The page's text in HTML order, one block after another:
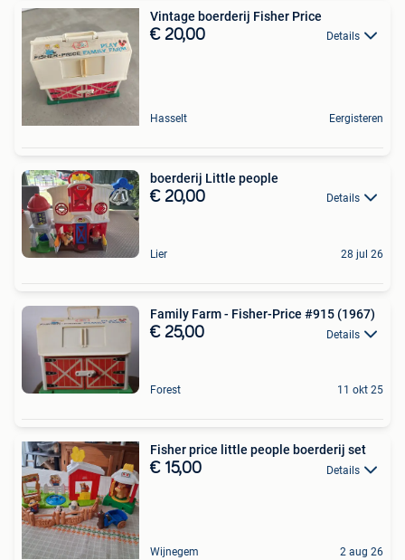
Vintage boerderij Fisher Price
€ 20,00 Details
Hasselt Eergisteren
boerderij Little people
€ 20,00 Details
Lier 28 jul 26
Family Farm - Fisher-Price #915 (1967)
€ 25,00 Details
Forest 11 okt 25
Fisher price little people boerderij set
€ 15,00 Details
Wijnegem 2 aug 26